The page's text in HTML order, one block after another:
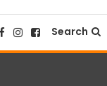
Search